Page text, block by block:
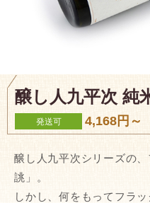
醸し人九平次
発送可 4,168円～
醸し人九平次シリーズの
誂」。
しかし、何をもってフラ